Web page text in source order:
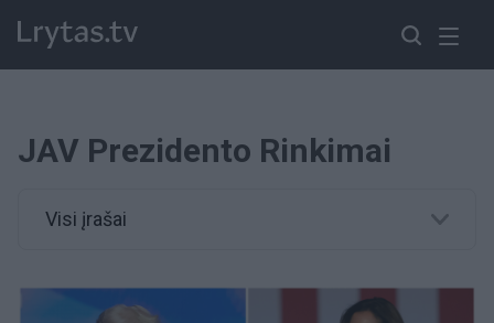
JAV Prezidento Rinkimai
Visi įrašai